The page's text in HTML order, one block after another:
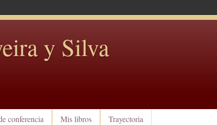
y Silva
conferencia Mis libros Trayectoria